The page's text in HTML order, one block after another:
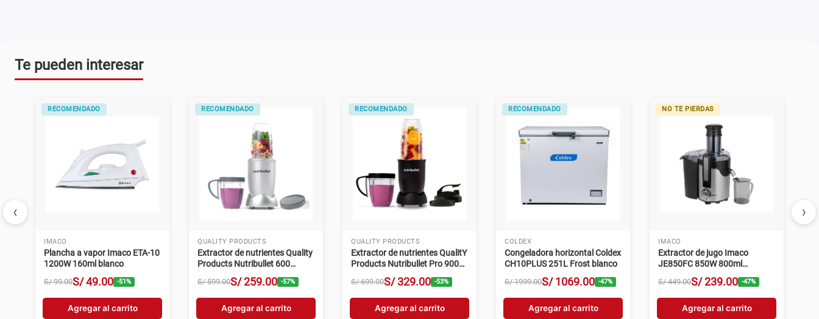
Te pueden interesar
‹
RECOMENDADO
IMACO
Plancha a vapor Imaco ETA-10
1200W 160ml blanco
S/ 99.00S/ 49.00 -51 %
Agregar al carrito
RECOMENDADO
QUALITY PRODUCTS
Extractor de nutrientes Quality
Products Nutribullet 600
Glossy 600W 700ml 1
velocidad plateado
S/ 599.00S/ 259.00 -57%
Agregar al carrito
RECOMENDADO
QUALITY PRODUCTS
Extractor de nutrientes QualitY
Products Nutribullet Pro 900
900W 900ml 1 velocidad negro
S/ 699.00S/ 329.00 -53%
Agregar al carrito
RECOMENDADO
COLDEX
Congeladora horizontal Coldex
CH10PLUS 251L Frost blanco
S/ 1999.00S/ 1069.00 -47%
Agregar al carrito
NO TE PIERDAS
IMACO
Extractor de jugo Imaco
JE850FC 850W 800ml
velocidad continua negro y
plateado
S/ 449.00S/ 239.00 -47%
Agregar al carrito
›